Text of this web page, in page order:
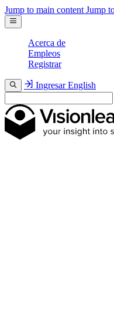
Jump to main content Jump
Acerca de
Empleos
Registrar
Ingresar English